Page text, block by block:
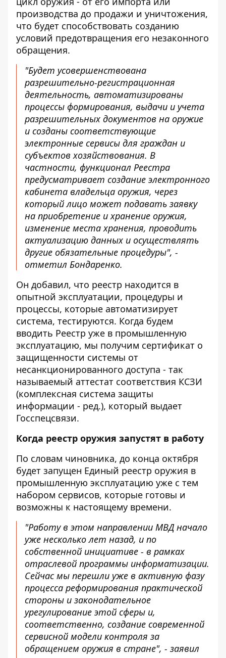
производства до продажи и уничтожения,
что будет способствовать созданию
условий предотвращения его незаконного
обращения.
"Будет усовершенствована
разрешительно-регистрационная
деятельность, автоматизированы
процессы формирования, выдачи и учета
разрешительных документов на оружие
и созданы соответствующие
электронные сервисы для граждан и
субъектов хозяйствования. В
частности, функционал Реестра
предусматривает создание электронного
кабинета владельца оружия, через
который лицо может подавать заявку
на приобретение и хранение оружия,
изменение места хранения, проводить
актуализацию данных и осуществлять
другие обязательные процедуры", -
отметил Бондаренко.
Он добавил, что реестр находится в
опытной эксплуатации, процедуры и
процессы, которые автоматизирует
система, тестируются. Когда будем
вводить Реестр уже в промышленную
эксплуатацию, мы получим сертификат о
защищенности системы от
несанкционированного доступа - так
называемый аттестат соответствия КСЗИ
(комплексная система защиты
информации - ред.), который выдает
Госспецсвязи.
Когда реестр оружия запустят в работу
По словам чиновника, до конца октября
будет запущен Единый реестр оружия в
промышленную эксплуатацию уже с тем
набором сервисов, которые готовы и
возможны к настоящему времени.
"Работу в этом направлении МВД начало
уже несколько лет назад, и по
собственной инициативе - в рамках
отраслевой программы информатизации.
Сейчас мы перешли уже в активную фазу
процесса реформирования практической
стороны и законодательное
урегулирование этой сферы и,
соответственно, создание современной
сервисной модели контроля за
обращением оружия в стране", - заявил